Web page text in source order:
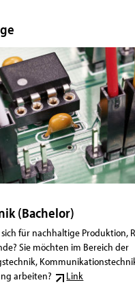
(Bachelor)
sich für nachhaltige Produktion,
Sie möchten im Bereich der
arbeiten?
Link